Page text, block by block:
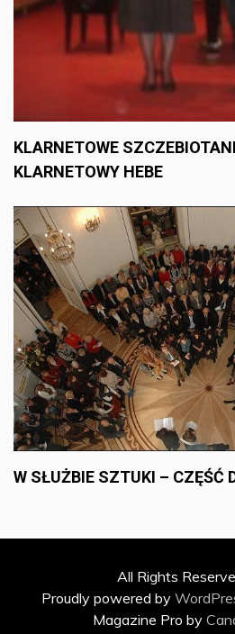
KLARNETOWE
KLARNETOWY HEBE
W SŁUŻBIE SZTUKI – CZĘŚĆ
All Rights
Proudly powered by
Magazine Pro by